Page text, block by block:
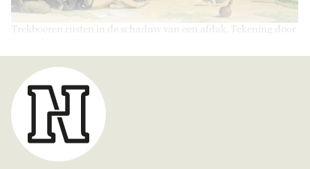
Trekboeren rusten in de schaduw van een afdak. Tekening door